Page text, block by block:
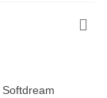
Softdream